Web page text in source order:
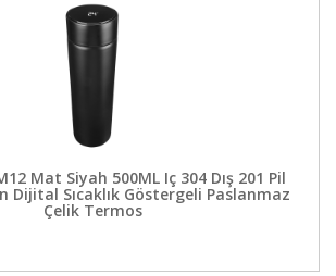
Mat Siyah 500ML Iç 304 Dış 201 Pil
Dijital Sıcaklık Göstergeli Paslanmaz
Çelik Termos